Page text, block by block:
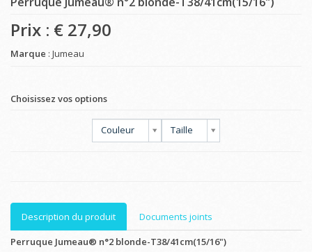
Prix : € 27,90
Marque : Jumeau
Choisissez vos options
Couleur Taille
Description du produit
Documents joints
Perruque Jumeau® n°2 blonde-T38/41cm(15/16")